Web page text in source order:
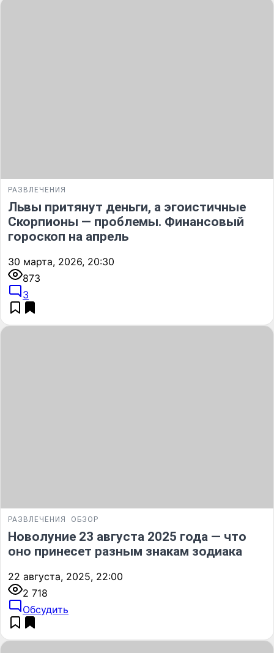
РАЗВЛЕЧЕНИЯ
Львы притянут деньги, а эгоистичные
Скорпионы — проблемы. Финансовый
гороскоп на апрель
30 марта, 2026, 20:30
873
3
РАЗВЛЕЧЕНИЯ ОБЗОР
Новолуние 23 августа 2025 года — что
оно принесет разным знакам зодиака
22 августа, 2025, 22:00
2 718
Обсудить